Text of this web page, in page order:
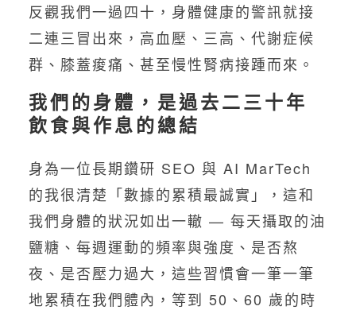
反觀我們一過四十，身體健康的警訊就接
二連三冒出來，高血壓、三高、代謝症候
群、膝蓋痠痛、甚至慢性腎病接踵而來。
我們的身體，是過去二三十年
飲食與作息的總結
身為一位長期鑽研 SEO 與 AI MarTech
的我很清楚「數據的累積最誠實」，這和
我們身體的狀況如出一轍 — 每天攝取的油
鹽糖、每週運動的頻率與強度、是否熬
夜、是否壓力過大，這些習慣會一筆一筆
地累積在我們體內，等到 50、60 歲的時